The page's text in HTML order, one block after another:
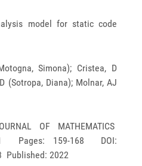
model for static code
Simona); Cristea, D
(Sotropa, Diana); Molnar, AJ
OF MATHEMATICS
Pages: 159-168 DOI:
Published: 2022